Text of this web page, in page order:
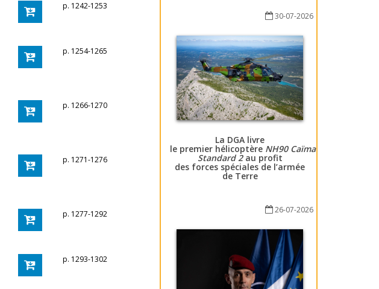
p. 1242-1253
p. 1254-1265
p. 1266-1270
p. 1271-1276
p. 1277-1292
p. 1293-1302
30-07-2026
La DGA livre
le premier hélicoptère NH90 Caïman
Standard 2au profit
des forces spéciales de l’armée
de Terre
26-07-2026